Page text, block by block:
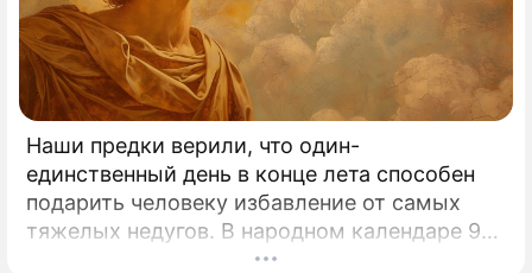
Наши предки верили, что один-
единственный день в конце лета способен
подарить человеку избавление от самых
тяжелых недугов. В народном календаре 9
августа занимает особое, почти